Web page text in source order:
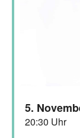
5.
20:30 Uhr